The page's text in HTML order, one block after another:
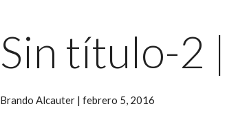
Sin título-2 |
Brando Alcauter | febrero 5, 2016